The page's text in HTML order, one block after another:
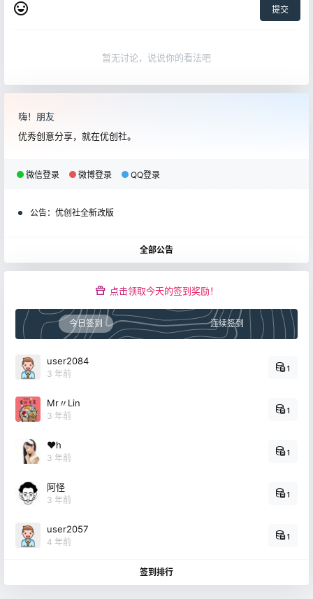
提交
暂无讨论，说说你的看法吧
嗨！朋友
优秀创意分享，就在优创社。
微信登录 微博登录 QQ登录
公告： 优创社全新改版
全部公告
点击领取今天的签到奖励！
今日签到 连续签到
user2084
3 年前
1
Mr〃Lin
3 年前
1
❤h
3 年前
1
阿怪
3 年前
1
user2057
4 年前
1
签到排行